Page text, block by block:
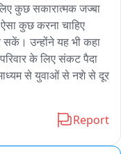
कुछ सकारात्मक जज्बा
कुछ करना चाहिए
उन्होंने यह भी कहा
के लिए संकट पैदा
माध्यम से युवाओं से नशे से दूर
Report